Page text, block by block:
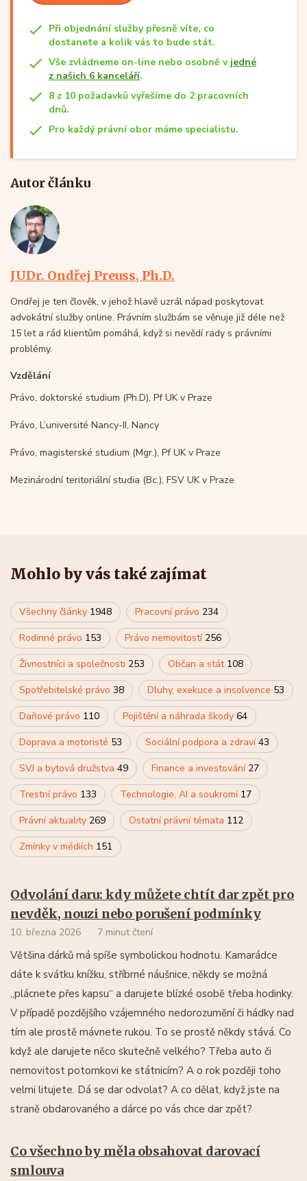
Při objednání služby přesně víte, co
dostanete a kolik vás to bude stát.
Vše zvládneme on-line nebo osobně v jedné
z našich 6 kanceláří.
8 z 10 požadavků vyřešíme do 2 pracovních
dnů.
Pro každý právní obor máme specialistu.
Autor článku
JUDr. Ondřej Preuss, Ph.D.
Ondřej je ten člověk, v jehož hlavě uzrál nápad poskytovat
advokátní služby online. Právním službám se věnuje již déle než
15 let a rád klientům pomáhá, když si nevědí rady s právními
problémy.
Vzdělání
Právo, doktorské studium (Ph.D), Pf UK v Praze
Právo, L’université Nancy-II, Nancy
Právo, magisterské studium (Mgr.), Pf UK v Praze
Mezinárodní teritoriální studia (Bc.), FSV UK v Praze
Mohlo by vás také zajímat
Všechny články 1948 Pracovní právo 234
Rodinné právo 153 Právo nemovitostí 256
Živnostníci a společnosti 253 Občan a stát 108
Spotřebitelské právo 38 Dluhy, exekuce a insolvence 53
Daňové právo 110 Pojištění a náhrada škody 64
Doprava a motoristé 53 Sociální podpora a zdraví43
SVJ a bytová družstva 49 Finance a investování 27
Trestní právo 133 Technologie, AI a soukromí 17
Právní aktuality 269 Ostatní právní témata 112
Zmínky v médiích 151
Odvolání daru: kdy můžete chtít dar zpět pro
nevděk, nouzi nebo porušení podmínky
10. března 2026 7 minut čtení
Většina dárků má spíše symbolickou hodnotu. Kamarádce
dáte k svátku knížku, stříbrné náušnice, někdy se možná
„plácnete přes kapsu“ a darujete blízké osobě třeba hodinky.
V případě pozdějšího vzájemného nedorozumění či hádky nad
tím ale prostě mávnete rukou. To se prostě někdy stává. Co
když ale darujete něco skutečně velkého? Třeba auto či
nemovitost potomkovi ke státnicím? A o rok později toho
velmi litujete. Dá se dar odvolat? A co dělat, když jste na
straně obdarovaného a dárce po vás chce dar zpět?
Co všechno by měla obsahovat darovací
smlouva